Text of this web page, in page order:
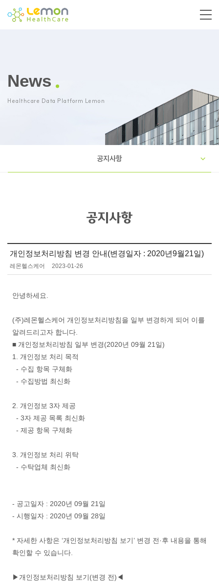
News
Healthcare Data Platform Lemon
공지사항
공지사항
개인정보처리방침 변경 안내(변경일자 : 2020년9월21일)
레몬헬스케어 2023-01-26
안녕하세요.
(주)레몬헬스케어 개인정보처리방침을 일부 변경하게 되어 이를
알려드리고자 합니다.
■ 개인정보처리방침 일부 변경(2020년 09월 21일)
1. 개인정보 처리 목적
- 수집 항목 구체화
- 수집방법 최신화
2. 개인정보 3자 제공
- 3자 제공 목록 최신화
- 제공 항목 구체화
3. 개인정보 처리 위탁
- 수탁업체 최신화
- 공고일자 : 2020년 09월 21일
- 시행일자 : 2020년 09월 28일
* 자세한 사항은 ‘개인정보처리방침 보기’ 변경 전·후 내용을 통해
확인할 수 있습니다.
▶개인정보처리방침 보기(변경 전)◀